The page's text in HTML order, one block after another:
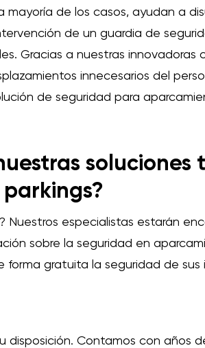
de los casos, ayudan a
de un guardia de
Gracias a nuestras innovadoras
innecesarios del
de seguridad para
soluciones
Nuestros especialistas estarán
sobre la seguridad en
gratuita la seguridad de sus
disposición. Contamos con años